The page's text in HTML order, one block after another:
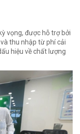
vọng, được hỗ trợ bởi
thu nhập từ phí cải
hiệu về chất lượng